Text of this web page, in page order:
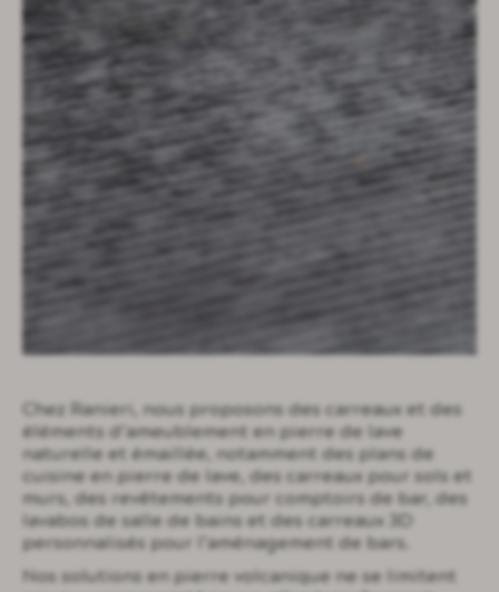
Chez Ranieri, nous proposons des carreaux et des
éléments d’ameublement en pierre de lave
naturelle et émaillée, notamment des plans de
cuisine en pierre de lave, des carreaux pour sols et
murs, des revêtements pour comptoirs de bar, des
lavabos de salle de bains et des carreaux 3D
personnalisés pour l’aménagement de bars.
Nos solutions en pierre volcanique ne se limitent